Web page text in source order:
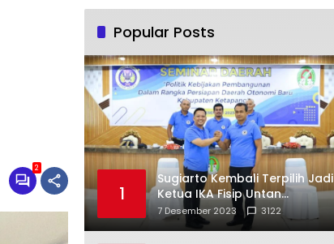
2
Popular Posts
1
Sugiarto Kembali Terpilih Jadi
Ketua IKA Fisip Untan
Ketapang
7 Desember 2023 3122